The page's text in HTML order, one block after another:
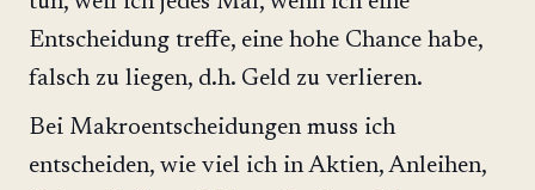
Entscheidung treffe, eine hohe Chance habe,
falsch zu liegen, d.h. Geld zu verlieren.
Bei Makroentscheidungen muss ich
entscheiden, wie viel ich in Aktien, Anleihen,